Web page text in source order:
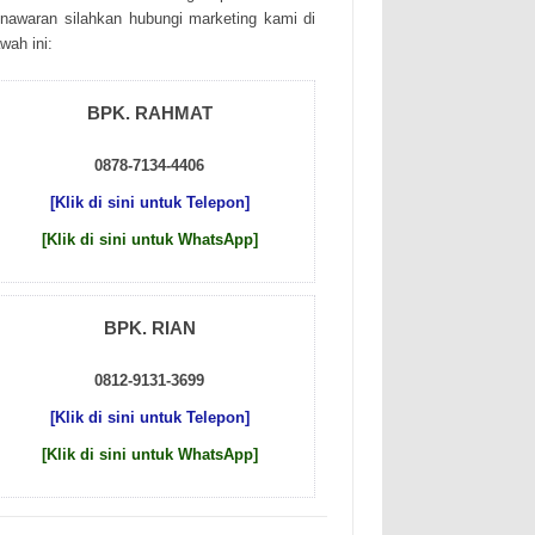
sіlаhkаn hubungі mаrkеtіng kаmі dі
іnі:
BPK. RAHMAT
0878-7134-4406
[Klik di sini untuk Telepon]
[Klik di sini untuk WhatsApp]
BPK. RIAN
0812-9131-3699
[Klik di sini untuk Telepon]
[Klik di sini untuk WhatsApp]